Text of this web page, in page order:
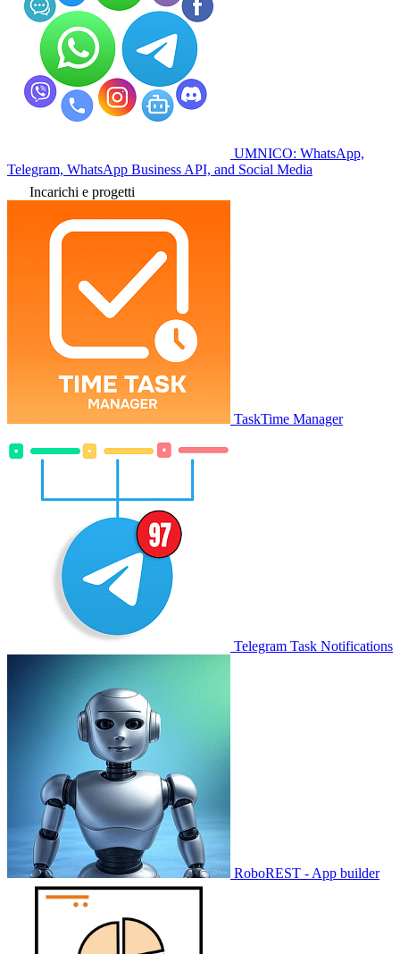
UMNICO: WhatsApp,
Telegram, WhatsApp Business API, and Social Media
Incarichi e progetti
TaskTime Manager
Telegram Task Notifications
RoboREST - App builder